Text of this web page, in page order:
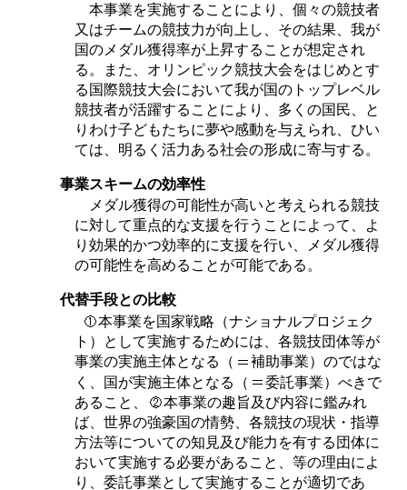
本事業を実施することにより、個々の競技者
又はチームの競技力が向上し、その結果、我が
国のメダル獲得率が上昇することが想定され
る。また、オリンピック競技大会をはじめとす
る国際競技大会において我が国のトップレベル
競技者が活躍することにより、多くの国民、と
りわけ子どもたちに夢や感動を与えられ、ひい
ては、明るく活力ある社会の形成に寄与する。
事業スキームの効率性
メダル獲得の可能性が高いと考えられる競技
に対して重点的な支援を行うことによって、よ
り効果的かつ効率的に支援を行い、メダル獲得
の可能性を高めることが可能である。
代替手段との比較
本事業を国家戦略（ナショナルプロジェク
ト）として実施するためには、各競技団体等が
事業の実施主体となる（
補助事業）のではな
く、国が実施主体となる（
委託事業）べきで
あること、
本事業の趣旨及び内容に鑑みれ
ば、世界の強豪国の情勢、各競技の現状・指導
方法等についての知見及び能力を有する団体に
おいて実施する必要があること、等の理由によ
り、委託事業として実施することが適切であ